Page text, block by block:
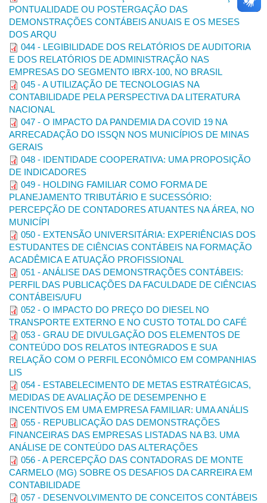
As citações devem obedecer às normas atuais da ABNT,
conforme exemplos a seguir:
um autor – Iudícibus (1997, p. 58).
dois autores – Mosimann e Fisch (1999, p. 53).
três autores – Horngren, Foster e Datar (2000, p. 113).
mais de três autores – Atkinson et al. (1995, p. 324).
autor no final da frase – (HORNGREN; FOSTER;
DATAR, 2000, p. 113).
As referências devem:
ser listadas ao final do texto;
em ordem alfabética;
fonte Times New Roman, tamanho 12;
espaçamento simples entre linhas; e
uma linha em branco após cada obra.
Exemplos:
Livros:
HORNGREN, C. T.; FOSTER, G.; DATAR, S.Contabilidade
de custos . 9. Ed. Rio de Janeiro: LTC, 2000.
Capítulos de livros:
GUERREIRO, R. Mensuração do resultado econômico. In:
CATELLI, Armando (Coord.).Controladoria: uma abordagem
da gestão econômica – GECON. São Paulo: Atlas,1999. P. 81-
102.
Artigos de periódicos:
LIBONATI, J. J.; MIRANDA, L. C. Medidas utilizadas na
avaliação do desempenho da área de suprimentos: um estudo
exploratório.UnB Contábil,Brasília, v. 7, n. 1, p. 85-104, 2004.
FOGARTY, T. J. The imagery and reality of peer review in the
U.S.: insights from institutional theory. Accounting,
Organizations and Society , v. 21, n. 2/3, p. 243-267, 1996.
PONTUALIDADE OU POSTERGAÇÃO DAS
DEMONSTRAÇÕES CONTÁBEIS ANUAIS E OS MESES
DOS ARQU
044 - LEGIBILIDADE DOS RELATÓRIOS DE AUDITORIA
E DOS RELATÓRIOS DE ADMINISTRAÇÃO NAS
EMPRESAS DO SEGMENTO IBRX-100, NO BRASIL
045 - A UTILIZAÇÃO DE TECNOLOGIAS NA
CONTABILIDADE PELA PERSPECTIVA DA LITERATURA
NACIONAL
047 - O IMPACTO DA PANDEMIA DA COVID 19 NA
ARRECADAÇÃO DO ISSQN NOS MUNICÍPIOS DE MINAS
GERAIS
048 - IDENTIDADE COOPERATIVA: UMA PROPOSIÇÃO
DE INDICADORES
049 - HOLDING FAMILIAR COMO FORMA DE
PLANEJAMENTO TRIBUTÁRIO E SUCESSÓRIO:
PERCEPÇÃO DE CONTADORES ATUANTES NA ÁREA, NO
MUNICÍPI
050 - EXTENSÃO UNIVERSITÁRIA: EXPERIÊNCIAS DOS
ESTUDANTES DE CIÊNCIAS CONTÁBEIS NA FORMAÇÃO
ACADÊMICA E ATUAÇÃO PROFISSIONAL
051 - ANÁLISE DAS DEMONSTRAÇÕES CONTÁBEIS:
PERFIL DAS PUBLICAÇÕES DA FACULDADE DE CIÊNCIAS
CONTÁBEIS/UFU
052 - O IMPACTO DO PREÇO DO DIESEL NO
TRANSPORTE EXTERNO E NO CUSTO TOTAL DO CAFÉ
053 - GRAU DE DIVULGAÇÃO DOS ELEMENTOS DE
CONTEÚDO DOS RELATOS INTEGRADOS E SUA
RELAÇÃO COM O PERFIL ECONÔMICO EM COMPANHIAS
LIS
054 - ESTABELECIMENTO DE METAS ESTRATÉGICAS,
MEDIDAS DE AVALIAÇÃO DE DESEMPENHO E
INCENTIVOS EM UMA EMPRESA FAMILIAR: UMA ANÁLIS
055 - REPUBLICAÇÃO DAS DEMONSTRAÇÕES
FINANCEIRAS DAS EMPRESAS LISTADAS NA B3. UMA
ANÁLISE DE CONTEÚDO DAS ALTERAÇÕES
056 - A PERCEPÇÃO DAS CONTADORAS DE MONTE
CARMELO (MG) SOBRE OS DESAFIOS DA CARREIRA EM
CONTABILIDADE
057 - DESENVOLVIMENTO DE CONCEITOS CONTÁBEIS